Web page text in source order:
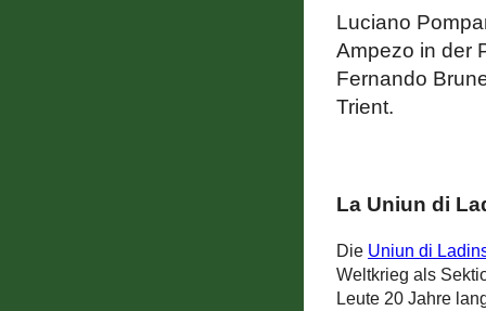
Luciano
Ampezo in der
Fernando
Trient.
La Uniun di
Die Uniun di
Weltkrieg als
Leute 20 Jahre